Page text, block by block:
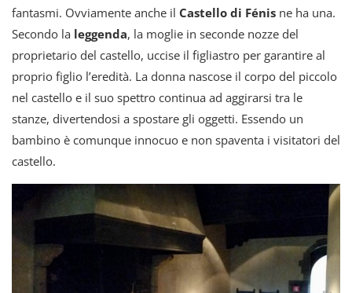
fantasmi. Ovviamente anche il Castello di Fénis ne ha una.
Secondo la leggenda, la moglie in seconde nozze del
proprietario del castello, uccise il figliastro per garantire al
proprio figlio l’eredità. La donna nascose il corpo del piccolo
nel castello e il suo spettro continua ad aggirarsi tra le
stanze, divertendosi a spostare gli oggetti. Essendo un
bambino è comunque innocuo e non spaventa i visitatori del
castello.